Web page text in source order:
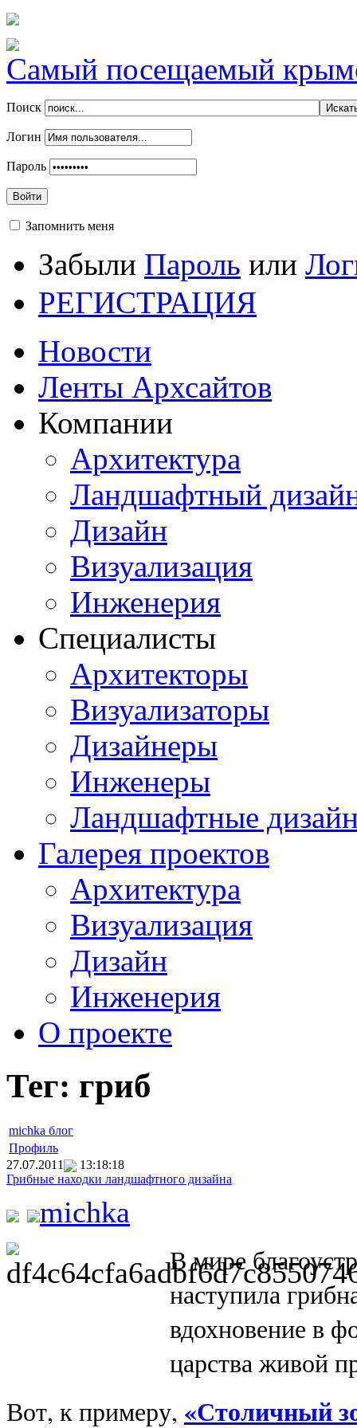
Самый посещаемый
Поиск
Логин
Пароль
Войти
Запомнить меня
Забыли Пароль или
РЕГИСТРАЦИЯ
Новости
Ленты Архсайтов
Компании
Архитектура
Ландшафтный
Дизайн
Визуализация
Инженерия
Специалисты
Архитекторы
Визуализаторы
Дизайнеры
Инженеры
Ландшафтные
Галерея проектов
Архитектура
Визуализация
Дизайн
Инженерия
О проекте
Тег: гриб
michka блог
Профиль
27.07.2011
13:18:18
Грибные находки ландшафтного дизайна
michka
В мире
наступила
вдохновение в
царства живой
Вот, к примеру, «Столичный